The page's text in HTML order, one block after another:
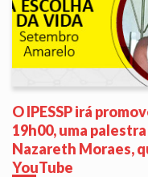
O IPESSP irá
19h00, uma
Nazareth Moraes,
YouTube